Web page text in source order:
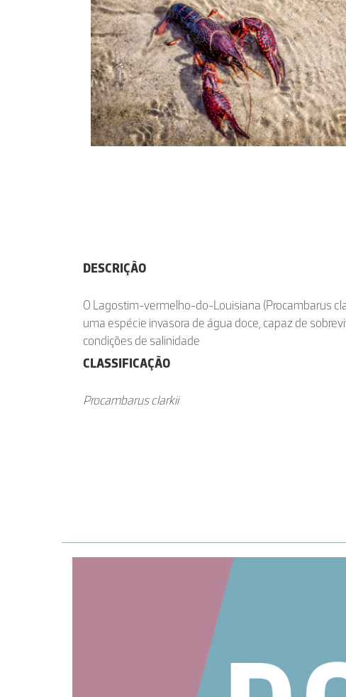
DESCRIÇÃO
O Lagostim-vermelho-do-Louisiana (Procambarus
uma espécie invasora de água doce, capaz de
condições de salinidade
CLASSIFICAÇÃO
Procambarus clarkii